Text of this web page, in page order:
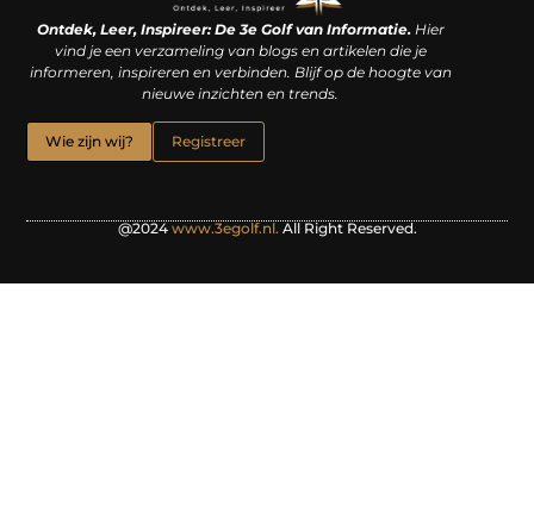
Ontdek, Leer, Inspireer: De 3e Golf van Informatie.Hier
vind je een verzameling van blogs en artikelen die je
informeren, inspireren en verbinden. Blijf op de hoogte van
nieuwe inzichten en trends.
Wie zijn wij? Registreer
@2024www.3egolf.nl.All Right Reserved.